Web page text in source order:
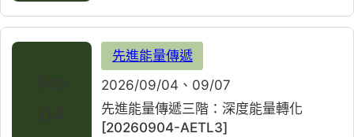
先進能量傳遞三階：深度能量轉化
[20260904-AETL3]
先進能量傳遞
2026/09/04、09/07